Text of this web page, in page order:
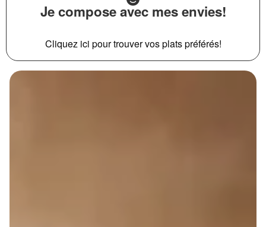
Je compose avec mes envies!
Cliquez ici pour trouver vos plats préférés!